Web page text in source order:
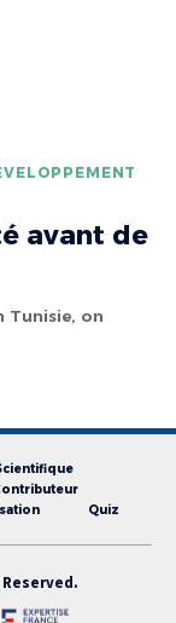
avant de
Tunisie, on
Quiz